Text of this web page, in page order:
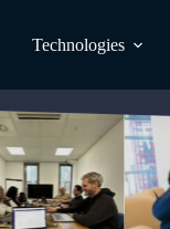
Technologies